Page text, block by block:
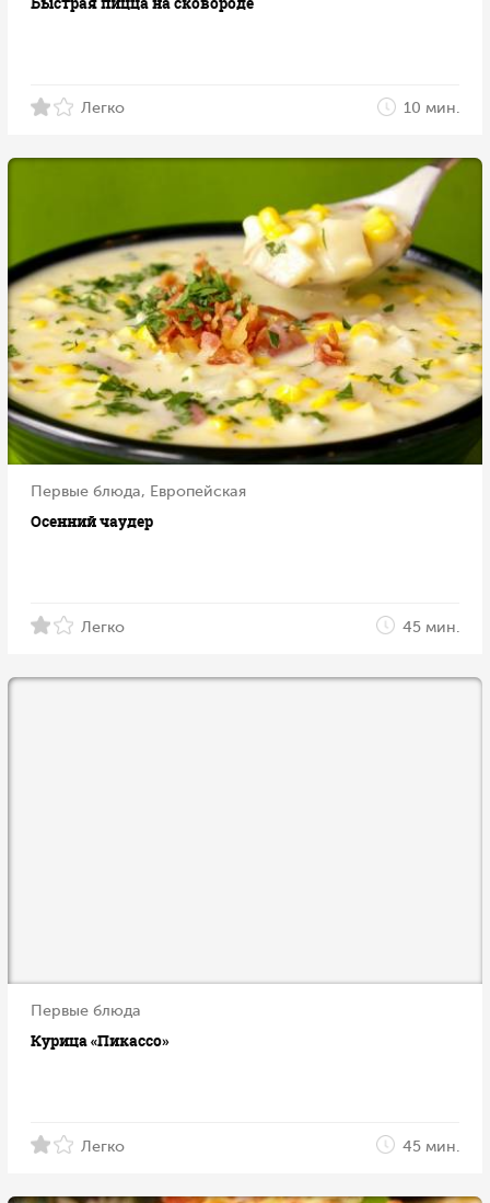
Легко 10 мин.
Первые блюда, Европейская
Осенний чаудер
Легко 45 мин.
Первые блюда
Курица «Пикассо»
Легко 45 мин.